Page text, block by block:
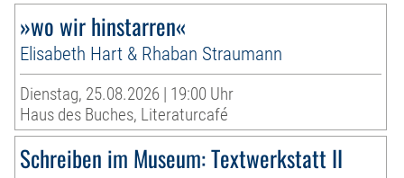
»wo wir hinstarren«
Elisabeth Hart & Rhaban Straumann
Dienstag, 25.08.2026 | 19:00 Uhr
Haus des Buches, Literaturcafé
Schreiben im Museum: Textwerkstatt II